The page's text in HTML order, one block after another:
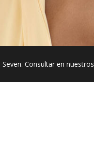
Consultar en nuestros